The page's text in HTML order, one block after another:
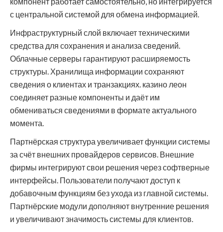
с центральной системой для обмена информацией.
Инфраструктурный слой включает техническими
средства для сохранения и анализа сведений.
Облачные серверы гарантируют расширяемость
структуры. Хранилища информации сохраняют
сведения о клиентах и транзакциях. казино леон
соединяет разные компоненты и даёт им
обмениваться сведениями в формате актуального
момента.
Партнёрская структура увеличивает функции системы
за счёт внешних провайдеров сервисов. Внешние
фирмы интегрируют свои решения через софтверные
интерфейсы. Пользователи получают доступ к
добавочным функциям без ухода из главной системы.
Партнёрские модули дополняют внутренние решения
и увеличивают значимость системы для клиентов.